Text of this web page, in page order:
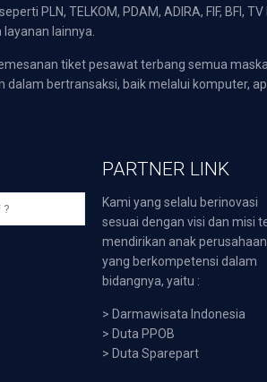
PLN, TELKOM, PDAM, ADIRA, FIF,
lainnya.
tiket pesawat terbang semua
dalam bertransaksi, baik melalui komputer,
PARTNER LINK
Kami yang selalu berinovasi
sesuai dengan visi dan misi
mendirikan anak perusahaan
yang berkompetensi dalam
bidangnya, yaitu :
> Darmawisata Indonesia
> Duta PPOB
> Duta Sparepart